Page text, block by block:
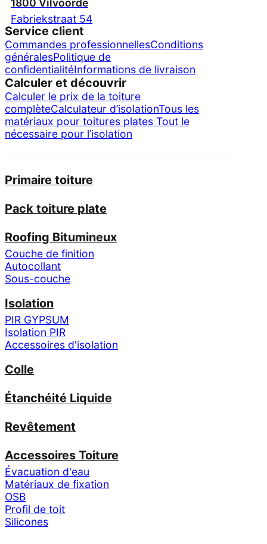
1800 Vilvoorde
Fabriekstraat 54
Service client
Commandes professionnellesConditions
généralesPolitique de
confidentialitéInformations de livraison
Calculer et découvrir
Calculer le prix de la toiture
complèteCalculateur d’isolationTous les
matériaux pour toitures plates Tout le
nécessaire pour l’isolation
Primaire toiture
Pack toiture plate
Roofing Bitumineux
Couche de finition
Autocollant
Sous-couche
Isolation
PIR GYPSUM
Isolation PIR
Accessoires d'isolation
Colle
Étanchéité Liquide
Revêtement
Accessoires Toiture
Évacuation d'eau
Matériaux de fixation
OSB
Profil de toit
Silicones